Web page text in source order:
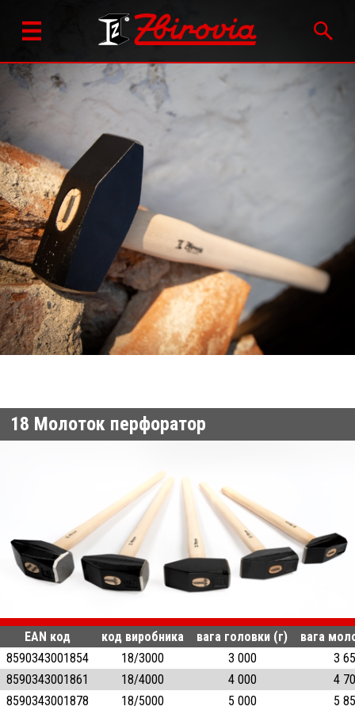
18 Молоток перфоратор
EAN код код виробника вага головки (г)
вага
8590343001854
18/3000 3 000
3
8590343001861
18/4000 4 000
4
8590343001878
18/5000 5 000 5